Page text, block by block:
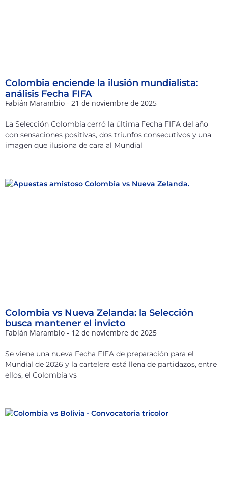
Colombia enciende la ilusión mundialista:
análisis Fecha FIFA
Fabián Marambio 21 de noviembre de 2025
La Selección Colombia cerró la última Fecha FIFA del año
con sensaciones positivas, dos triunfos consecutivos y una
imagen que ilusiona de cara al Mundial
Colombia vs Nueva Zelanda: la Selección
busca mantener el invicto
Fabián Marambio 12 de noviembre de 2025
Se viene una nueva Fecha FIFA de preparación para el
Mundial de 2026 y la cartelera está llena de partidazos, entre
ellos, el Colombia vs